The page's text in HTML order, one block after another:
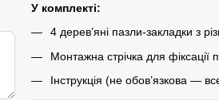
У комплекті:
4 дерев’яні пазли-закладки з
Монтажна стрічка для фіксації
Інструкція (не обов’язкова —